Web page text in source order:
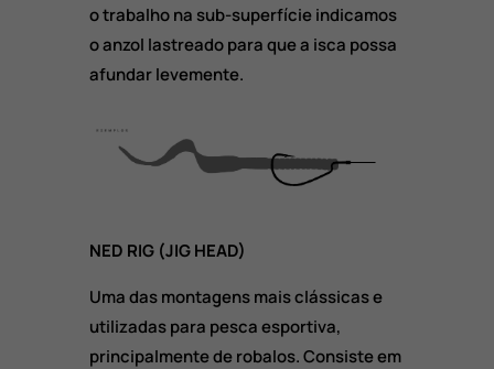
o trabalho na sub-superfície indicamos
o anzol lastreado para que a isca possa
afundar levemente.
NED RIG (JIG HEAD)
Uma das montagens mais clássicas e
utilizadas para pesca esportiva,
principalmente de robalos. Consiste em